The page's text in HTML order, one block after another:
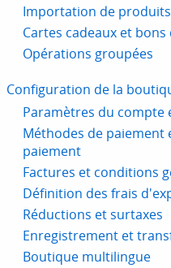
Importation de
Cartes cadeaux et
Opérations groupées
Configuration de la
Paramètres du compte
Méthodes de paiement
paiement
Factures et conditions
Définition des frais
Réductions et surtaxes
Enregistrement et
Boutique multilingue